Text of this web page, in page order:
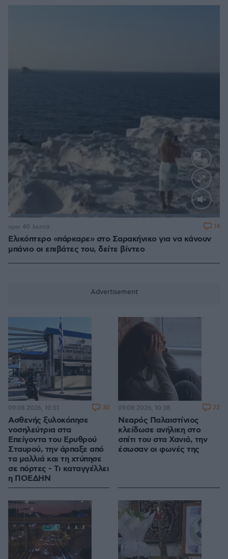
Loaded:
Ελικόπτερο «πάρκαρε» στο Σαρακήνικο για να κάνουν
μπάνιο οι επιβάτες του, δείτε βίντεο
πριν 40 λεπτά 14
Ασθενής ξυλοκόπησε
νοσηλεύτρια στα
Επείγοντα του Ερυθρού
Σταυρού, την άρπαξε από
τα μαλλιά και τη χτύπησε
σε πόρτες - Τι καταγγέλλει
η ΠΟΕΔΗΝ
09.08.2026, 10:51 30
Νεαρός Παλαιστίνιος
κλείδωσε ανήλικη στο
σπίτι του στα Χανιά, την
έσωσαν οι φωνές της
09.08.2026, 10:38 22